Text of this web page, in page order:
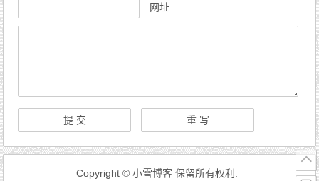
网址
Copyright © 小雪博客 保留所有权利.